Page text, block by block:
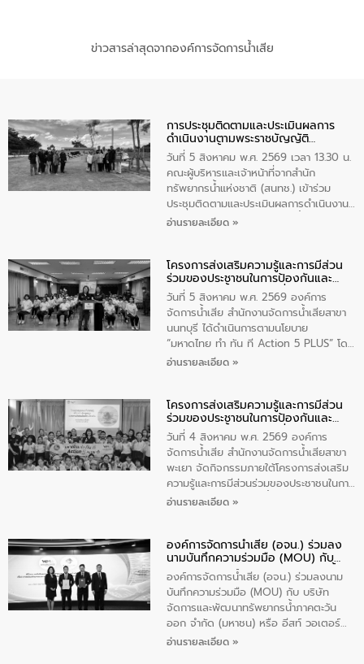
ข่าวสารล่าสุดจากองค์การจัดการน้ำเสีย
การประชุมติดตามและประเมินผลการ
ดำเนินงานตามพระราชบัญญัติ
ทรัพยากรน้ำ พ.ศ. 2561 ประจำ
ปีงบประมาณ พ.ศ. 2569
วันที่ 5 สิงหาคม พ.ศ. 2569 เวลา 13.30 น.
คณะผู้บริหารและเจ้าหน้าที่จากสำนัก
ทรัพยากรน้ำแห่งชาติ (สนทช.) เข้าร่วม
ประชุมติดตามและประเมินผลการดำเนินงาน
ตามพระราชบัญญัติทรัพยากรน้ำ พ.ศ. 2561
วัดสิงห์ จังหวัดชัยนาท โดยมีนายแสงชัย
สุขชื่น นายกเทศมนตรีตำบลวัดสิงห์ คณะผู้
บริหารเทศบาลตำบลวัดสิงห์ ผู้นำชุมชน และ
ประชาชนในพื้นที่เทศบาลตำบลวัดสิงก์ที่มี
ส่วนได้ส่วนเสียในโครงก่อสร้างศูนย์บริหาร
จัดการคุณภาพน้ำเทศบาลตำบลวัดสิงห์
จังหวัดชัยนาท ให้การต้อนรับ
อ่านรายละเอียด »
โครงการส่งเสริมความรู้และการมีส่วน
ร่วมของประชาชนในการป้องกันและ
แก้ไขปัญหาน้ำเสียอย่างยั่งยืน
วันที่ 5 สิงหาคม พ.ศ. 2569 องค์การ
จัดการน้ำเสีย สำนักงานจัดการน้ำเสียสาขา
นนทบุรี ได้ดำเนินการตามนโยบาย
“มหาดไทย ทำ ทัน ที Action 5 PLUS” โดย
จัดโครงการส่งเสริมความรู้และการมีส่วน
“ชุมชนร่วมใจ น้ำใสยั่งยืน” ได้บรรยายให้
ความรู้เกี่ยวกับการจัดการน้ำเสียและการใช้
ถังดักไขมันให้แก่นักเรียนโรงเรียนวัดบ่อ
(นันทวิทยา) เทศบาลนครปากเกร็ด อำเภอ
ปากเกร็ด จังหวัดนนทบุรี จำนวน 30 คน
อ่านรายละเอียด »
โครงการส่งเสริมความรู้และการมีส่วน
ร่วมของประชาชนในการป้องกันและ
แก้ไขปัญหาน้ำเสียอย่างยั่งยืน
วันที่ 4 สิงหาคม พ.ศ. 2569 องค์การ
จัดการน้ำเสีย สำนักงานจัดการน้ำเสียสาขา
พะเยา จัดกิจกรรมภายใต้โครงการส่งเสริม
ความรู้และการมีส่วนร่วมของประชาชนในการ
ป้องกันและแก้ไขปัญหาน้ำเสียอย่างยั่งยืน
ชุมชนและการบำบัดน้ำเสียเบื้องต้น ให้กับ
นักเรียนชั้นประถมศึกษาปีที่ 5 โรงเรียน
เทศบาล 1 (พะเยาประชานุกูล) จำนวน 30
คน
อ่านรายละเอียด »
องค์การจัดการน้ำเสีย (อจน.) ร่วมลง
นามบันทึกความร่วมมือ (MOU) กับ
บริษัท จัดการและพัฒนาทรัพยากรน้ำ
ภาคตะวันออก จำกัด (มหาชน) หรือ อีส
ท์ วอเตอร์
องค์การจัดการน้ำเสีย (อจน.) ร่วมลงนาม
บันทึกความร่วมมือ (MOU) กับ บริษัท
จัดการและพัฒนาทรัพยากรน้ำภาคตะวัน
ออก จำกัด (มหาชน) หรือ อีสท์ วอเตอร์
เมื่อวันอังคารที่ 4 สิงหาคม 2569 ณ ห้อง
อ่านรายละเอียด »